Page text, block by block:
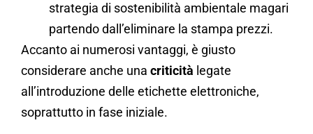
strategia di sostenibilità ambientale magari
partendo dall’eliminare la stampa prezzi.
Accanto ai numerosi vantaggi, è giusto
considerare anche una criticità legate
all’introduzione delle etichette elettroniche,
soprattutto in fase iniziale.